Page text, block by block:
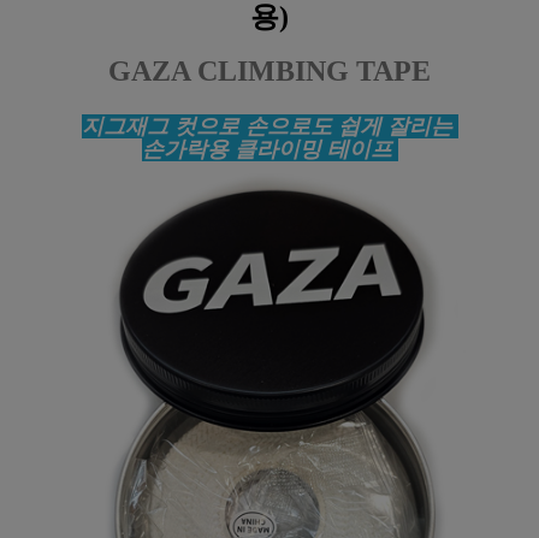
용)
GAZA CLIMBING TAPE
지그재그 컷으로 손으로도 쉽게 잘리는
손가락용 클라이밍 테이프